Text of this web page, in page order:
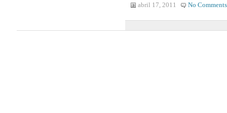
abril 17, 2011 No Comments